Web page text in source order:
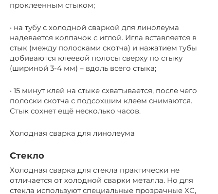
проклеенным стыком;
• на тубу с холодной сваркой для линолеума
надевается колпачок с иглой. Игла вставляется в
стык (между полосками скотча) и нажатием тубы
добиваются клеевой полосы сверху по стыку
(шириной 3-4 мм) – вдоль всего стыка;
• 15 минут клей на стыке схватывается, после чего
полоски скотча с подсохшим клеем снимаются.
Стык сохнет ещё несколько часов.
Холодная сварка для линолеума
Стекло
Холодная сварка для стекла практически не
отличается от холодной сварки металла. Но для
стекла используют специальные прозрачные ХС,